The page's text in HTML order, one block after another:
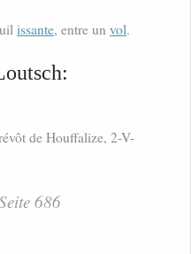
issante, entre un vol.
de Houffalize, 2-V-
686